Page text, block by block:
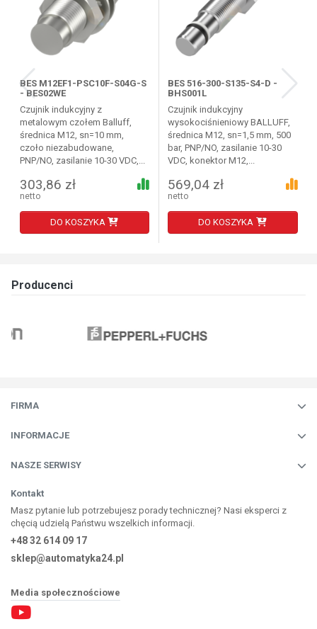
BES M12EF1-PSC10F-S04G-S
- BES02WE
Czujnik indukcyjny z
metalowym czołem Balluff,
średnica M12, sn=10 mm,
czoło niezabudowane,
PNP/NO, zasilanie 10-30 VDC,...
303,86 zł
netto
DO KOSZYKA
BES 516-300-S135-S4-D -
BHS001L
Czujnik indukcyjny
wysokociśnieniowy BALLUFF,
średnica M12, sn=1,5 mm, 500
bar, PNP/NO, zasilanie 10-30
VDC, konektor M12,...
569,04 zł
netto
DO KOSZYKA
Producenci
FIRMA
INFORMACJE
NASZE SERWISY
Kontakt
Masz pytanie lub potrzebujesz porady technicznej? Nasi eksperci z
chęcią udzielą Państwu wszelkich informacji.
+48 32 614 09 17
sklep@automatyka24.pl
Media społecznościowe